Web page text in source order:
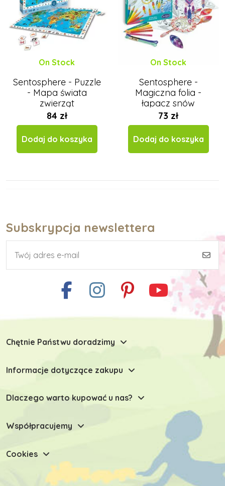
On Stock
Sentosphere - Puzzle
- Mapa świata
zwierząt
84 zł
Dodaj do koszyka
On Stock
Sentosphere -
Magiczna folia -
łapacz snów
73 zł
Dodaj do koszyka
Subskrypcja newslettera
Chętnie Państwu doradzimy
Informacje dotyczące zakupu
Dlaczego warto kupować u nas?
Współpracujemy
Cookies